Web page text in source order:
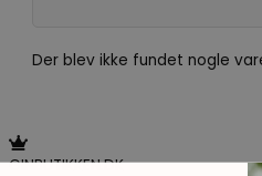
premium gin, der har taget
Der blev ikke fundet nogle
GINBUTIKKEN.DK